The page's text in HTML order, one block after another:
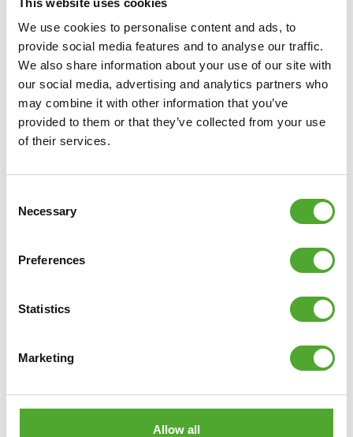
We use cookies to personalise content and ads, to
provide social media features and to analyse our traffic.
We also share information about your use of our site with
our social media, advertising and analytics partners who
may combine it with other information that you’ve
provided to them or that they’ve collected from your use
of their services.
Selection
Necessary
Preferences
Statistics
Marketing
Allow all
○ Materiaal: IJzer
○ Productcode: 14TUSCL384
○ EAN code: 8717842028117
Inclusief gratis Tunturi Training app